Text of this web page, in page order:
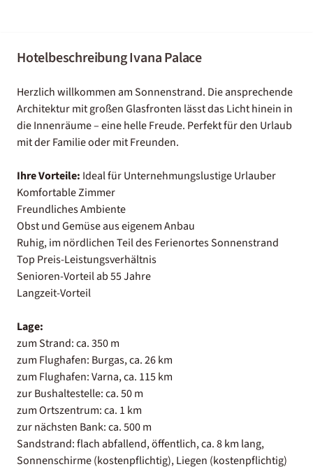
Hotelbeschreibung Ivana Palace
Herzlich willkommen am Sonnenstrand. Die ansprechende
Architektur mit großen Glasfronten lässt das Licht hinein in
die Innenräume – eine helle Freude. Perfekt für den Urlaub
mit der Familie oder mit Freunden.
Ihre Vorteile: Ideal für Unternehmungslustige Urlauber
Komfortable Zimmer
Freundliches Ambiente
Obst und Gemüse aus eigenem Anbau
Ruhig, im nördlichen Teil des Ferienortes Sonnenstrand
Top Preis-Leistungsverhältnis
Senioren-Vorteil ab 55 Jahre
Langzeit-Vorteil
Lage:
zum Strand: ca. 350 m
zum Flughafen: Burgas, ca. 26 km
zum Flughafen: Varna, ca. 115 km
zur Bushaltestelle: ca. 50 m
zum Ortszentrum: ca. 1 km
zur nächsten Bank: ca. 500 m
Sandstrand: flach abfallend, öffentlich, ca. 8 km lang,
Sonnenschirme (kostenpflichtig), Liegen (kostenpflichtig)